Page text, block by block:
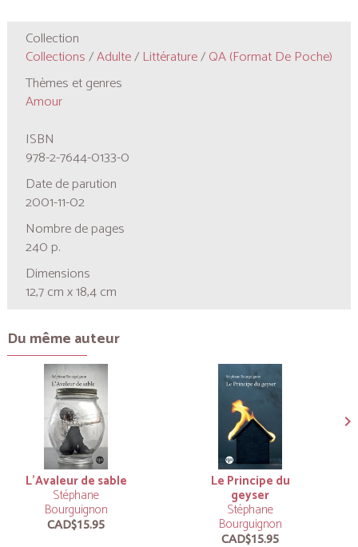
Collection
Collections/Adulte/ Littérature/QA (format De Poche)
Thèmes et genres
Amour
ISBN
978-2-7644-0133-0
Date de parution
2001-11-02
Nombre de pages
240 p.
Dimensions
12,7 cm x 18,4 cm
Du même auteur
L'Avaleur de sable
Stéphane
Bourguignon
CAD$15.95
Le Principe du
geyser
Stéphane
Bourguignon
CAD$15.95